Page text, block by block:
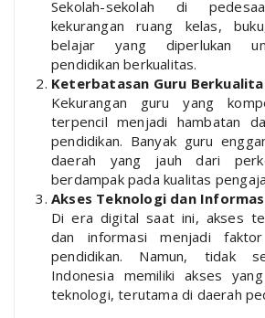
Sekolah-sekolah di
kekurangan ruang kelas,
belajar yang diperlukan
pendidikan berkualitas.
Keterbatasan Guru
Kekurangan guru yang
terpencil menjadi hambatan
pendidikan. Banyak guru
daerah yang jauh dari
berdampak pada kualitas
Akses Teknologi dan
Di era digital saat ini, akses
dan informasi menjadi
pendidikan. Namun, tidak
Indonesia memiliki akses
teknologi, terutama di daerah